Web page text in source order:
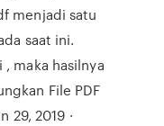
menjadi satu
saat ini.
maka hasilnya
File PDF
29, 2019 ·